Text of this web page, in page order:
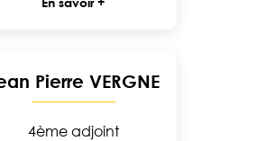
Pierre VERGNE
4ème adjoint